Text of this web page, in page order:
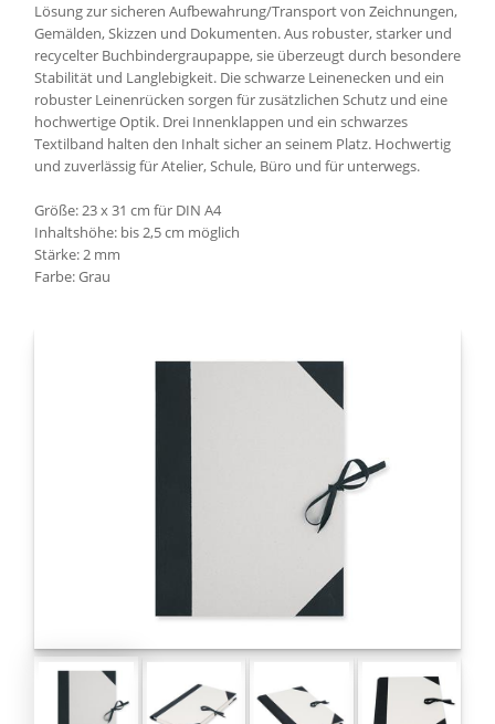
Lösung zur sicheren Aufbewahrung/Transport von Zeichnungen,
Gemälden, Skizzen und Dokumenten. Aus robuster, starker und
recycelter Buchbindergraupappe, sie überzeugt durch besondere
Stabilität und Langlebigkeit. Die schwarze Leinenecken und ein
robuster Leinenrücken sorgen für zusätzlichen Schutz und eine
hochwertige Optik. Drei Innenklappen und ein schwarzes
Textilband halten den Inhalt sicher an seinem Platz. Hochwertig
und zuverlässig für Atelier, Schule, Büro und für unterwegs.
Größe: 23 x 31 cm für DIN A4
Inhaltshöhe: bis 2,5 cm möglich
Stärke: 2 mm
Farbe: Grau